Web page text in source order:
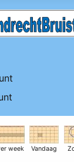
week Vandaag